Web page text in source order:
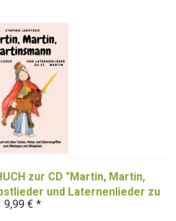
zur CD "Martin, Martin,
und Laternenlieder zu
(Downloadalbum)
9,99 € *